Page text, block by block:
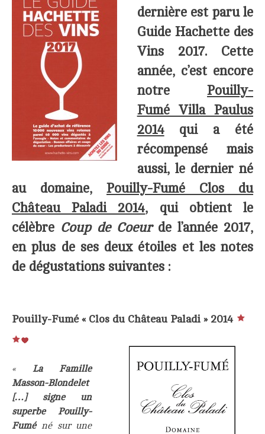
dernière est paru le
Guide Hachette des
Vins 2017.Cette
année, c’est encore
notre Pouilly-
Fumé Villa Paulus
2014qui a été
récompensé mais
aussi, le dernier né
au domaine, Pouilly-Fumé Clos du
Château Paladi 2014, qui obtient le
célèbre Coup de Coeurde l’année 2017,
en plus de ses deux étoiles et les notes
de dégustations suivantes :
Pouilly-Fumé « Clos du Château Paladi » 2014
« La Famille
Masson-Blondelet
[…] signe un
superbe Pouilly-
Fuméné sur une